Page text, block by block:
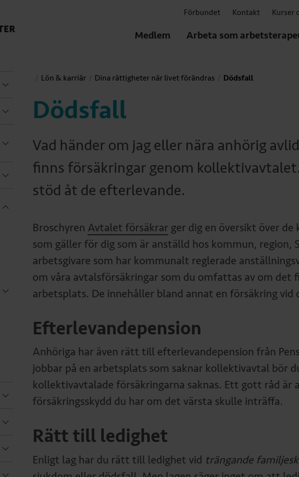
Förbundet Kontakt Kurser
Medlem Arbeta som
Lön & karriär Dina rättigheter när livet förändras Dödsfall
Dödsfall
Vad händer om jag eller nära anhörig
finns försäkringar genom
stöd åt de efterlevande.
Broschyren Avtalet försäkrar ger dig en översikt över
som gäller för dig som är anställd hos kommun, region,
arbetsgivare som har kommunalt reglerade
om våra avtalsförsäkringar som du omfattas av om det
arbetsplats. De innehåller bland annat en försäkring vid
Efterlevandepension
Anhöriga har även rätt till efterlevandepension från
jobbar på en arbetsplats som saknar kollektivavtal bör
kollektivavtalade försäkringarna saknas. Ett gott råd är
försäkringsskydd du har om det värsta skulle inträffa.
Rätt till ledighet
Enligt lag har du rätt till ledighet vid trängande